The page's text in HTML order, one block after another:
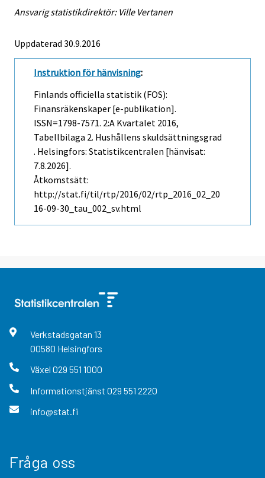
Ansvarig statistikdirektör: Ville Vertanen
Uppdaterad 30.9.2016
Instruktion för hänvisning:
Finlands officiella statistik (FOS):
Finansräkenskaper [e-publikation].
ISSN=1798-7571. 2:a Kvartalet 2016,
Tabellbilaga 2. Hushållens skuldsättningsgrad
. Helsingfors: Statistikcentralen [hänvisat:
7.8.2026].
Åtkomstsätt:
http://stat.fi/til/rtp/2016/02/rtp_2016_02_20
16-09-30_tau_002_sv.html
Verkstadsgatan 13
00580 Helsingfors
Växel 029 551 1000
Informationstjänst 029 551 2220
info@stat.fi
Fråga oss